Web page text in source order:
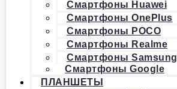
Смартфоны Huawei
Смартфоны OnePlus
Смартфоны POCO
Смартфоны Realme
Смартфоны Samsung
Смартфоны Google
ПЛАНШЕТЫ